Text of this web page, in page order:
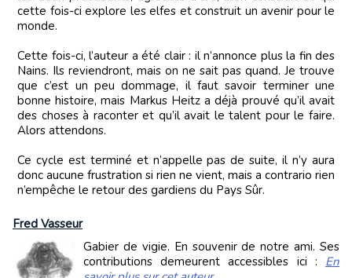
cette fois-ci explore les elfes et construit un avenir pour le
monde.
Cette fois-ci, l’auteur a été clair : il n’annonce plus la fin des
Nains. Ils reviendront, mais on ne sait pas quand. Je trouve
que c’est un peu dommage, il faut savoir terminer une
bonne histoire, mais Markus Heitz a déjà prouvé qu’il avait
des choses à raconter et qu’il avait le talent pour le faire.
Alors attendons.
Ce cycle est terminé et n’appelle pas de suite, il n’y aura
donc aucune frustration si rien ne vient, mais a contrario rien
n’empêche le retour des gardiens du Pays Sûr.
Fred Vasseur
Gabier de vigie. En souvenir de notre ami. Ses
contributions demeurent accessibles ici : En